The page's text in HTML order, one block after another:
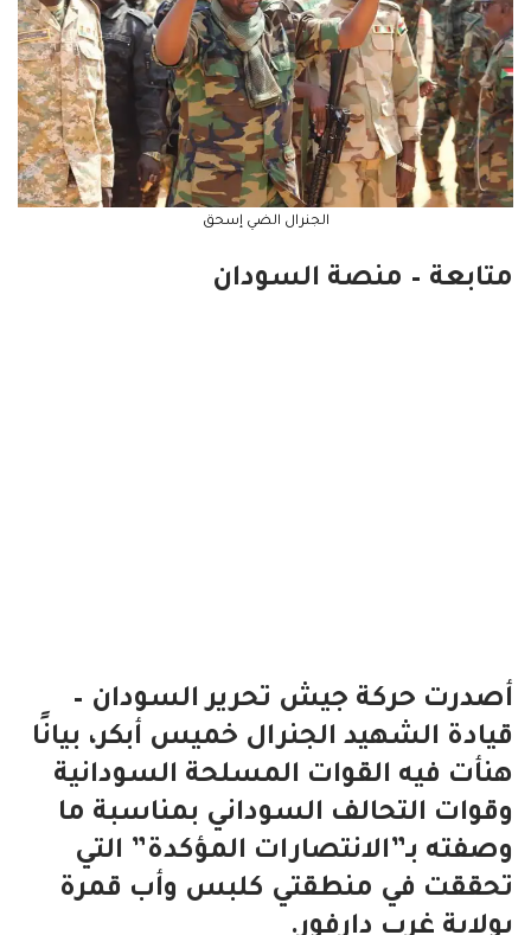
الجنرال الضي إسحق
متابعة – منصة السودان
أصدرت حركة جيش تحرير السودان –
قيادة الشهيد الجنرال خميس أبكر، بيانًا
هنأت فيه القوات المسلحة السودانية
وقوات التحالف السوداني بمناسبة ما
وصفته بـ”الانتصارات المؤكدة” التي
تحققت في منطقتي كلبس وأب قمرة
بولاية غرب دارفور.